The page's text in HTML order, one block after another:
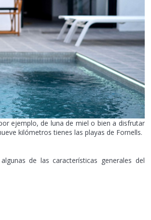
ejemplo, de luna de miel o bien a disfrutar
kilómetros tienes las playas de Fornells.
de las características generales del